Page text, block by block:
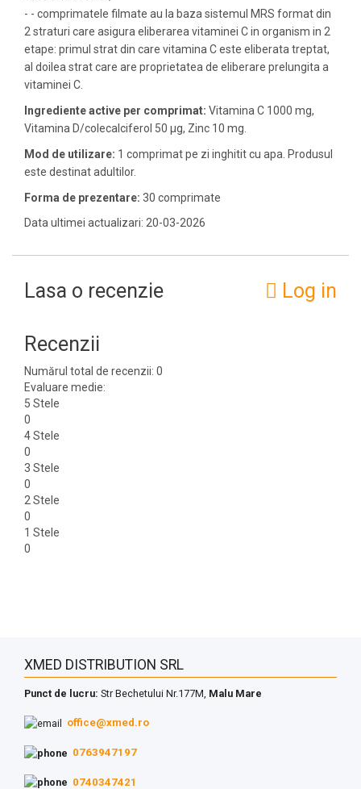
- - comprimatele filmate au la baza sistemul MRS format din
2 straturi care asigura eliberarea vitaminei C in organism in 2
etape: primul strat din care vitamina C este eliberata treptat,
al doilea strat care are proprietatea de eliberare prelungita a
vitaminei C.
Ingrediente active per comprimat: Vitamina C 1000 mg,
Vitamina D/colecalciferol 50 µg, Zinc 10 mg.
Mod de utilizare: 1 comprimat pe zi inghitit cu apa. Produsul
este destinat adultilor.
Forma de prezentare: 30 comprimate
Data ultimei actualizari: 20-03-2026
Lasa o recenzie Log in
Recenzii
Numărul total de recenzii: 0
Evaluare medie:
5 Stele
0
4 Stele
0
3 Stele
0
2 Stele
0
1 Stele
0
XMED DISTRIBUTION SRL
Punct de lucru: Str Bechetului Nr.177M, Malu Mare
office@xmed.ro
0763947197
0740347421